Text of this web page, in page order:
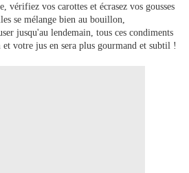
vérifiez vos carottes et écrasez vos gousses
se mélange bien au bouillon,
jusqu'au lendemain, tous ces condiments
votre jus en sera plus gourmand et subtil !